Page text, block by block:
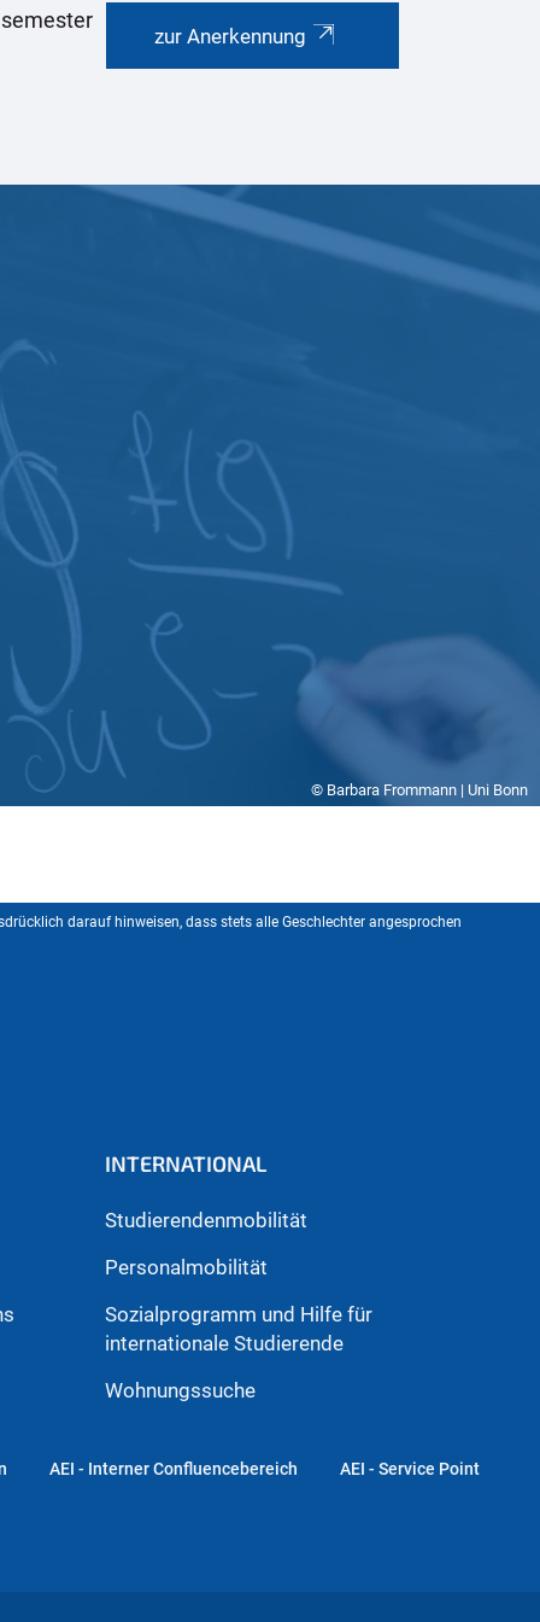
zur Anerkennung
© Barbara Frommann | Uni Bonn
darauf hinweisen, dass stets alle Geschlechter angesprochen
INTERNATIONAL
Studierendenmobilität
Personalmobilität
Sozialprogramm und Hilfe für
internationale Studierende
Wohnungssuche
AEI - Interner Confluencebereich AEI - Service Point